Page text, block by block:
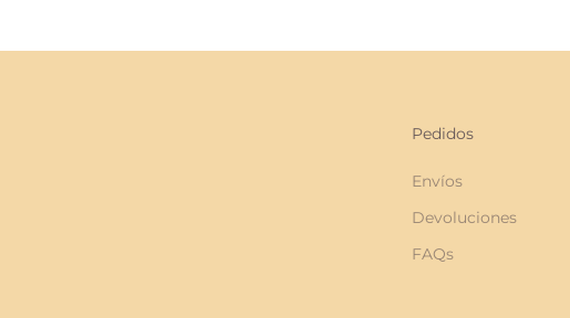
Pedidos
Envíos
Devoluciones
FAQs